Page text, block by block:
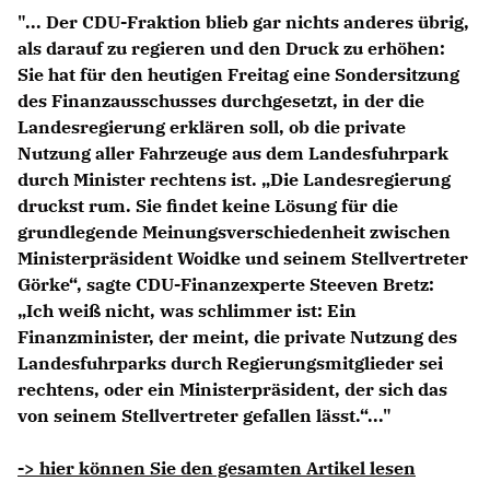
CDU Deutschland
CDU Fraktion im Brandenburger Landtag
CDU Brandenburg
CDU Potsdam
"... Der CDU-Fraktion blieb gar nichts anderes übrig,
als darauf zu regieren und den Druck zu erhöhen:
Sie hat für den heutigen Freitag eine Sondersitzung
des Finanzausschusses durchgesetzt, in der die
Landesregierung erklären soll, ob die private
Nutzung aller Fahrzeuge aus dem Landesfuhrpark
durch Minister rechtens ist. „Die Landesregierung
druckst rum. Sie findet keine Lösung für die
grundlegende Meinungsverschiedenheit zwischen
Ministerpräsident Woidke und seinem Stellvertreter
Görke“, sagte CDU-Finanzexperte Steeven Bretz:
Ich weiß nicht, was schlimmer ist: Ein
Finanzminister, der meint, die private Nutzung des
Landesfuhrparks durch Regierungsmitglieder sei
rechtens, oder ein Ministerpräsident, der sich das
von seinem Stellvertreter gefallen lässt.“..."
-> hier können Sie den gesamten Artikel lesen